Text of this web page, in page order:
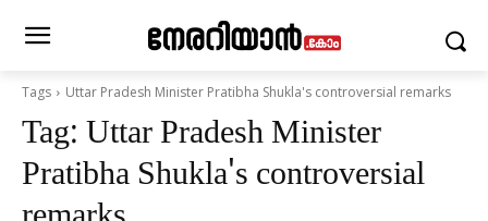
Tags Uttar Pradesh Minister Pratibha Shukla's controversial remarks
Tag: Uttar Pradesh Minister
Pratibha Shukla's controversial